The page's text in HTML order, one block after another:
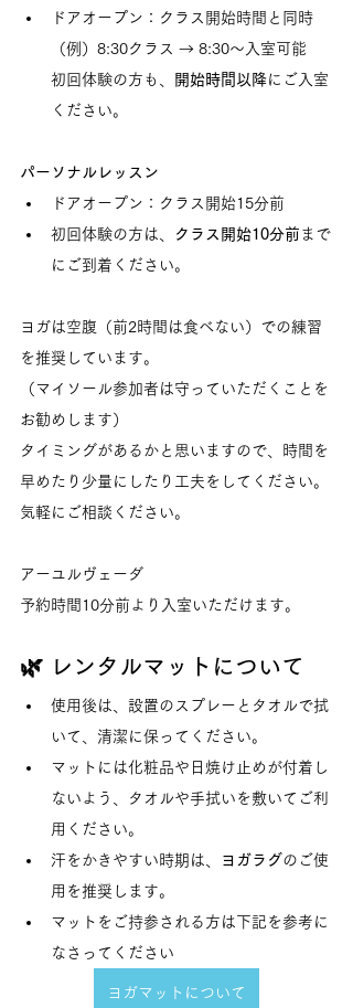
ドアオープン：クラス開始時間と同時
（例）8:30クラス → 8:30〜入室可能
初回体験の方も、
開始時間以降にご入室
ください。
パーソナルレッスン
ドアオープン：クラス開始15分前
初回体験の方は、
クラス開始10分前 まで
にご到着ください。
ヨガは空腹（前2時間は食べない）での練習
を推奨しています。
（マイソール参加者は守っていただくことを
お勧めします）
タイミングがあるかと思いますので、時間を
早めたり少量にしたり工夫をしてください。
気軽にご相談ください。
アーユルヴェーダ
予約時間10分前より入室いただけます。
🌿 レンタルマットについて
使用後は、設置のスプレーとタオルで拭
いて、清潔に保ってください。
マットには化粧品や日焼け止めが付着し
ないよう、タオルや手拭いを敷いてご利
用ください。
汗をかきやすい時期は、
ヨガラグのご使
用を推奨します。
マットをご持参される方は下記を参考に
なさってください
ヨガマットについて